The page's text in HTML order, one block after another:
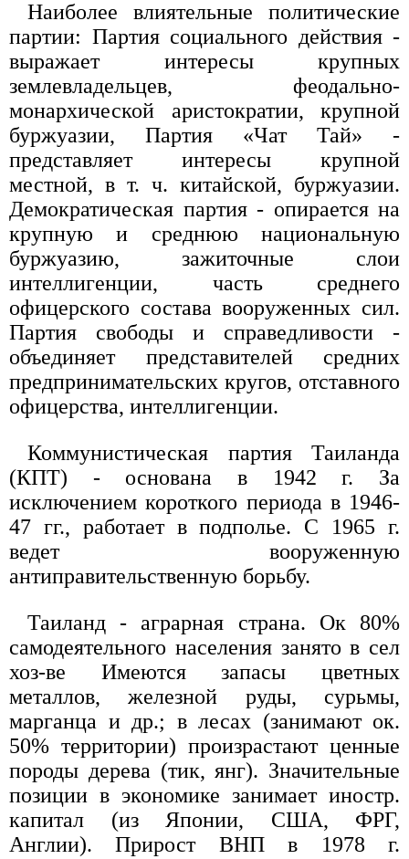
Наиболее влиятельные политические
партии: Партия социального действия -
выражает интересы крупных
землевладельцев, феодально-
монархической аристократии, крупной
буржуазии, Партия «Чат Тай» -
представляет интересы крупной
местной, в т. ч. китайской, буржуазии.
Демократическая партия - опирается на
крупную и среднюю национальную
буржуазию, зажиточные слои
интеллигенции, часть среднего
офицерского состава вооруженных сил.
Партия свободы и справедливости -
объединяет представителей средних
предпринимательских кругов, отставного
офицерства, интеллигенции.
Коммунистическая партия Таиланда
(КПТ) - основана в 1942 г. За
исключением короткого периода в 1946-
47 гг., работает в подполье. С 1965 г.
ведет вооруженную
антиправительственную борьбу.
Таиланд - аграрная страна. Ок 80%
самодеятельного населения занято в сел
хоз-ве Имеются запасы цветных
металлов, железной руды, сурьмы,
марганца и др.; в лесах (занимают ок.
50% территории) произрастают ценные
породы дерева (тик, янг). Значительные
позиции в экономике занимает иностр.
капитал (из Японии, США, ФРГ,
Англии). Прирост ВНП в 1978 г.